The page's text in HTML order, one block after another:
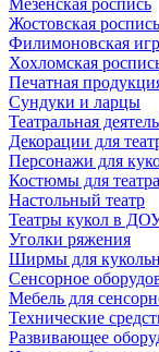
Мезенская роспись
Жостовская роспись
Филимоновская
Хохломская
Печатная
Сундуки и ларцы
Театральная
Декорации для
Персонажи для
Костюмы для
Настольный театр
Театры кукол в
Уголки ряжения
Ширмы для
Сенсорное
Мебель для
Технические
Развивающее